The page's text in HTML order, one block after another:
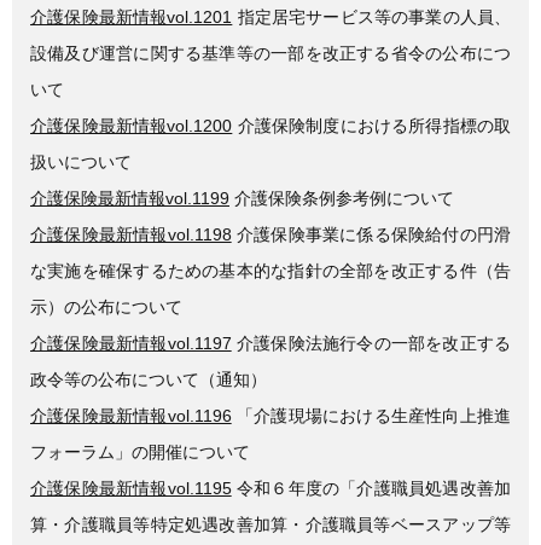
介護保険最新情報vol.1201 指定居宅サービス等の事業の人員、
設備及び運営に関する基準等の一部を改正する省令の公布につ
いて
介護保険最新情報vol.1200 介護保険制度における所得指標の取
扱いについて
介護保険最新情報vol.1199 介護保険条例参考例について
介護保険最新情報vol.1198 介護保険事業に係る保険給付の円滑
な実施を確保するための基本的な指針の全部を改正する件（告
示）の公布について
介護保険最新情報vol.1197 介護保険法施行令の一部を改正する
政令等の公布について（通知）
介護保険最新情報vol.1196 「介護現場における生産性向上推進
フォーラム」の開催について
介護保険最新情報vol.1195令和６年度の「介護職員処遇改善加
算・介護職員等特定処遇改善加算・介護職員等ベースアップ等